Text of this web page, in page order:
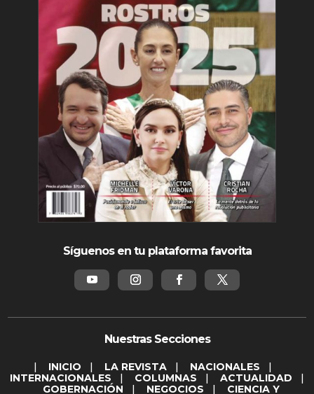
Síguenos en tu plataforma favorita
Nuestras Secciones
| INICIO | LA REVISTA | NACIONALES |
INTERNACIONALES | COLUMNAS | ACTUALIDAD |
GOBERNACIÓN | NEGOCIOS | CIENCIA Y